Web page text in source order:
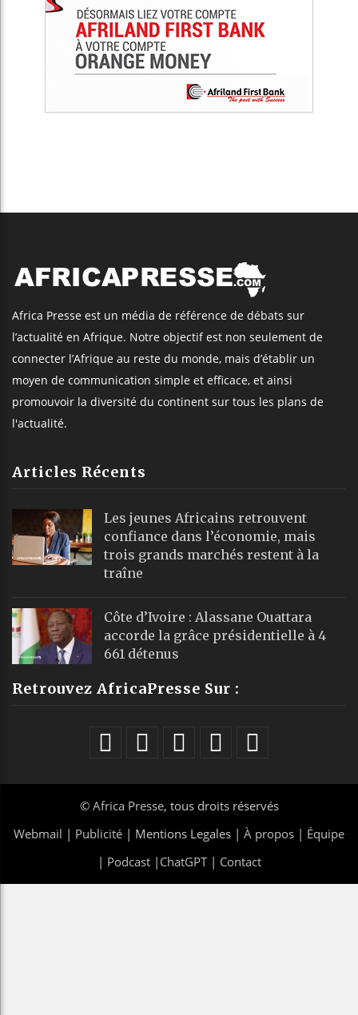
Africa Presse est un média de référence de débats sur
l’actualité en Afrique. Notre objectif est non seulement de
connecter l’Afrique au reste du monde, mais d’établir un
moyen de communication simple et efficace, et ainsi
promouvoir la diversité du continent sur tous les plans de
l'actualité.
Articles Récents
Les jeunes Africains retrouvent
confiance dans l’économie, mais
trois grands marchés restent à la
traîne
Côte d’Ivoire : Alassane Ouattara
accorde la grâce présidentielle à 4
661 détenus
Retrouvez AfricaPresse Sur :
© Africa Presse, tous droits réservés
Webmail | Publicité | Mentions Legales | À propos | Équipe
| Podcast| ChatGPT| Contact